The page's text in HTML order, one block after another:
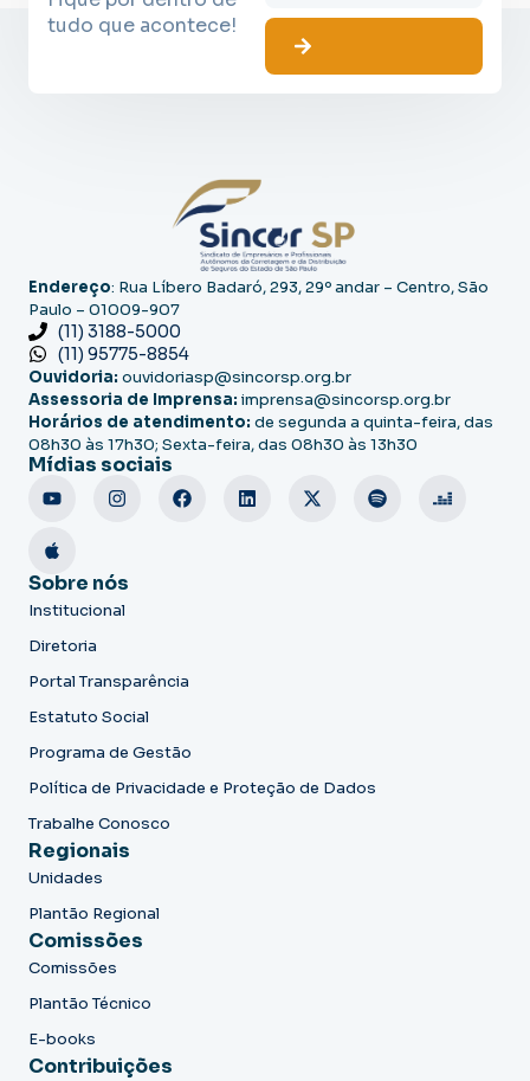
tudo que acontece!
Endereço: Rua Líbero Badaró, 293, 29º andar – Centro, São
Paulo – 01009-907
(11) 3188-5000
(11) 95775-8854
Ouvidoria: ouvidoriasp@sincorsp.org.br
Assessoria de Imprensa: imprensa@sincorsp.org.br
Horários de atendimento: de segunda a quinta-feira, das
08h30 às 17h30; Sexta-feira, das 08h30 às 13h30
Mídias sociais
Sobre nós
Institucional
Diretoria
Portal Transparência
Estatuto Social
Programa de Gestão
Política de Privacidade e Proteção de Dados
Trabalhe Conosco
Regionais
Unidades
Plantão Regional
Comissões
Comissões
Plantão Técnico
E-books
Contribuições